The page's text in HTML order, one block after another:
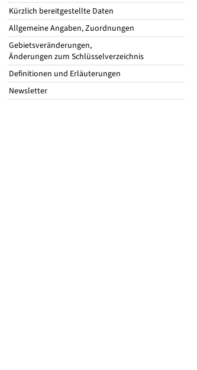
Kürzlich bereitgestellte Daten
Allgemeine Angaben, Zuordnungen
Gebietsveränderungen,
Änderungen zum Schlüsselverzeichnis
Definitionen und Erläuterungen
Newsletter